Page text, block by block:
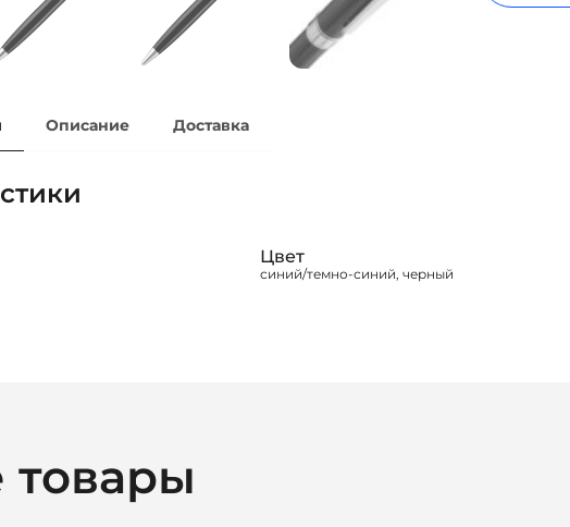
Описание Доставка
Цвет
синий/темно-синий, черный